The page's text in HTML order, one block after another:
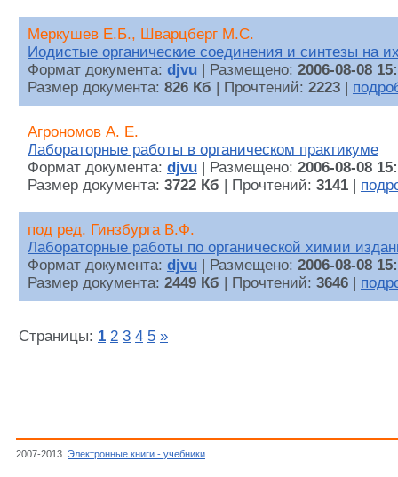
Меркушев Е.Б., Шварцберг М.С.
Иодистые органические соединения и синтезы на
Формат документа: djvu | Размещено: 2006-08-08
Размер документа: 826 Кб | Прочтений: 2223
Агрономов А. Е.
Лабораторные работы в органическом практикуме
Формат документа: djvu | Размещено: 2006-08-08
Размер документа: 3722 Кб | Прочтений: 3141
под ред. Гинзбурга В.Ф.
Лабораторные работы по органической химии
Формат документа: djvu | Размещено: 2006-08-08
Размер документа: 2449 Кб | Прочтений: 3646
Страницы: 1 2 3 4 5 »
2007-2013. Электронные книги - учебники